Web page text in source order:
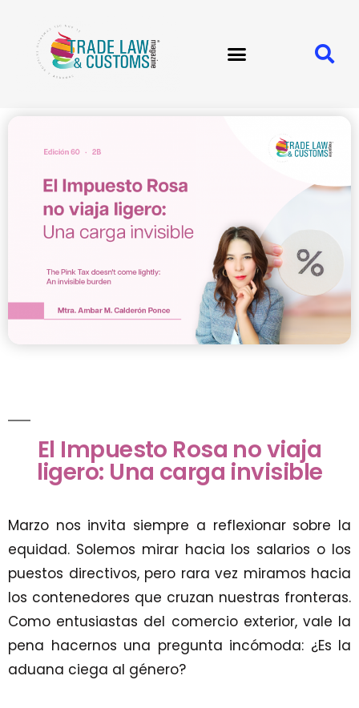
El Impuesto Rosa no viaja
ligero: Una carga invisible
Marzo nos invita siempre a reflexionar sobre la
equidad. Solemos mirar hacia los salarios o los
puestos directivos, pero rara vez miramos hacia
los contenedores que cruzan nuestras fronteras.
Como entusiastas del comercio exterior, vale la
pena hacernos una pregunta incómoda: ¿Es la
aduana ciega al género?